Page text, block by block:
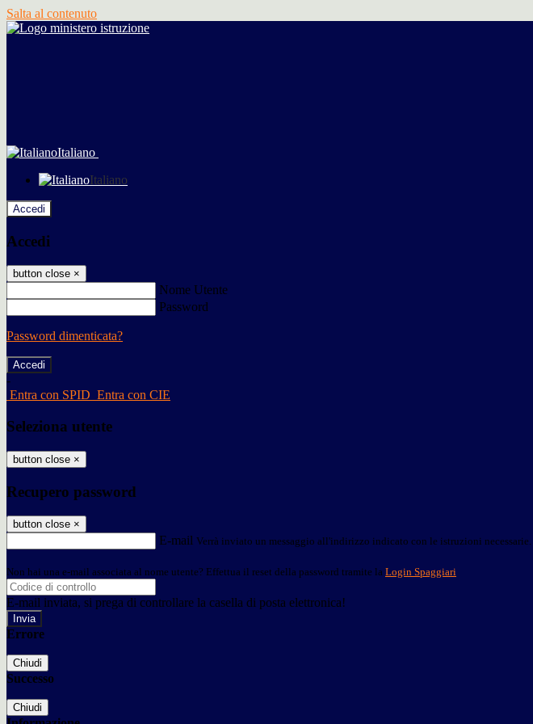
Salta al contenuto
Italiano
Italiano
Accedi
Accedi
button close ×
Nome Utente
Password
Password dimenticata?
-
Entra con SPID Entra con CIE
Seleziona utente
button close ×
Recupero password
button close ×
E-mail Verrà inviato un messaggio all'indirizzo indicato con le istruzioni necessarie.
Non hai una e-mail associata al nome utente? Effettua il reset della password tramite la Login Spaggiari
E-mail inviata, si prega di controllare la casella di posta elettronica!
Errore
Chiudi
Successo
Chiudi